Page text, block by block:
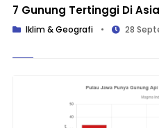
7 Gunung Tertinggi Di
Iklim & Geografi • 28